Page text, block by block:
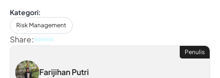
Kategori:
Risk Management
Share:
Penulis
Farijihan Putri